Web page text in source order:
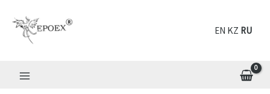
содержимому
EN RU